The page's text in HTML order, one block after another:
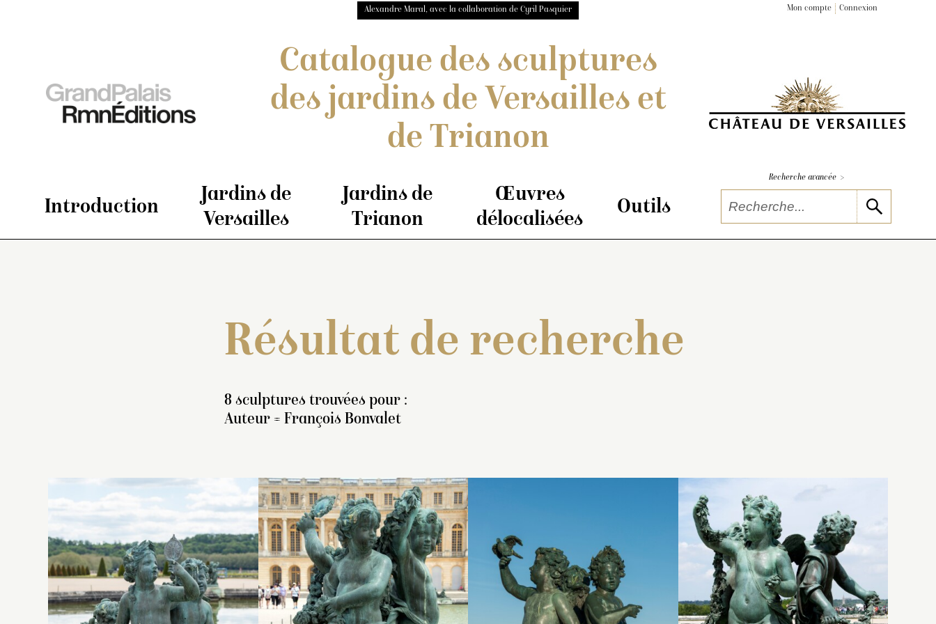
Alexandre Maral, avec la collaboration de Cyril Pasquier Mon compte Connexion
Catalogue des sculptures
des jardins de Versailles et
de Trianon
Introduction
Jardins de
Versailles
Jardins de
Trianon
Œuvres
délocalisées
Outils
Recherche avancée >
Résultat de recherche
8 sculptures trouvées pour :
Auteur = François Bonvalet
Inventaire de 1707 : « Un
grouppe de bronze, en
pied, représentant 3 enfans
et deux dauphins, l’un
desquels est couronnée
Inventaire de 1707 : « Un
grouppe de bronze de trois
enfans dont un, assis sur
une roche, tient de la main
gauche un miroir dans
Inventaire de 1707 : « Un
grouppe de bronze de 2
enfans et un Amour autour
d’un rocher. L’Amour lève le
bras droit et a un oiseau
Inventaire de 1707 : « Un
grouppe de bronze de trois
enfans et de deux
dauphins, l’un desquels, en
pied, tient un feston de